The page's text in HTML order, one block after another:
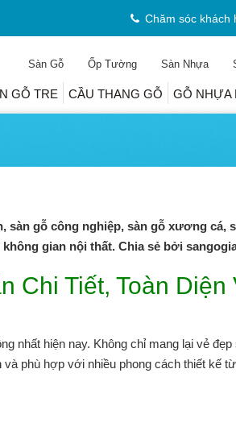
Chăm sóc khách
Sàn Gỗ Ốp Tường Sàn Nhựa
GỖ TRE CẦU THANG GỖ GỖ NHỰA
sàn gỗ công nghiệp, sàn gỗ xương cá,
gian nội thất. Chia sẻ bởi
Chi Tiết, Toàn Diện
nhất hiện nay. Không chỉ mang lại vẻ đẹp
phù hợp với nhiều phong cách thiết kế